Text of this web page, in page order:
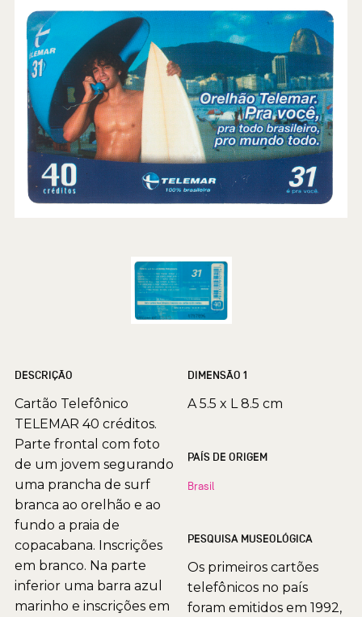
DESCRIÇÃO
Cartão Telefônico
TELEMAR 40 créditos.
Parte frontal com foto
de um jovem segurando
uma prancha de surf
branca ao orelhão e ao
fundo a praia de
copacabana. Inscrições
em branco. Na parte
inferior uma barra azul
marinho e inscrições em
DIMENSÃO 1
A 5.5 x L 8.5 cm
PAÍS DE ORIGEM
Brasil
PESQUISA MUSEOLÓGICA
Os primeiros cartões
telefônicos no país
foram emitidos em 1992,